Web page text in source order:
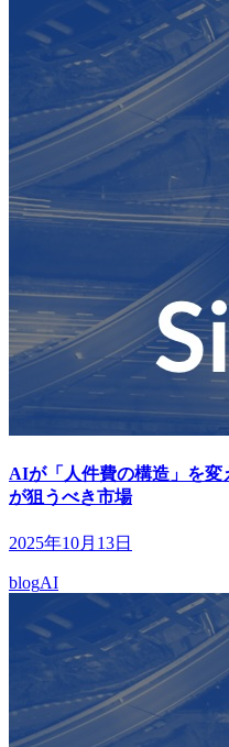
AIが「人件費の構造」を
が狙うべき市場
2025年10月13日
blogAI